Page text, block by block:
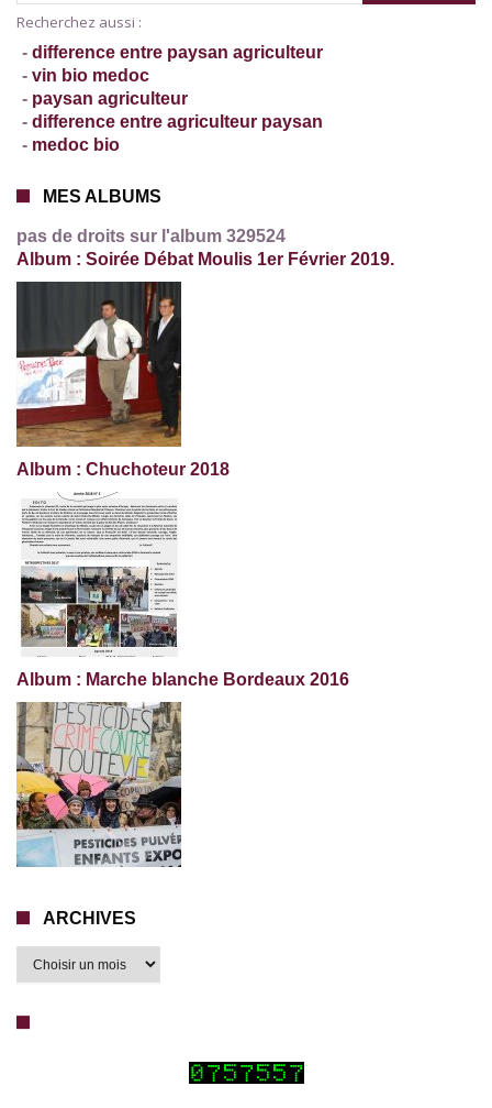
Recherchez aussi :
- difference entre paysan agriculteur
- vin bio medoc
- paysan agriculteur
- difference entre agriculteur paysan
- medoc bio
MES ALBUMS
pas de droits sur l'album 329524
Album : Soirée Débat Moulis 1er Février 2019.
Album : Chuchoteur 2018
Album : Marche blanche Bordeaux 2016
ARCHIVES